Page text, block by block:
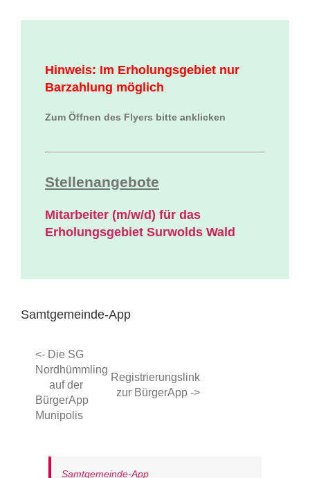
Hinweis: Im Erholungsgebiet nur
Barzahlung möglich
Zum Öffnen des Flyers bitte anklicken
Stellenangebote
Mitarbeiter (m/w/d) für das
Erholungsgebiet Surwolds Wald
Samtgemeinde-App
<- Die SG
Nordhümmling
auf der
BürgerApp
Munipolis
Registrierungslink
zur BürgerApp ->
Samtgemeinde-App